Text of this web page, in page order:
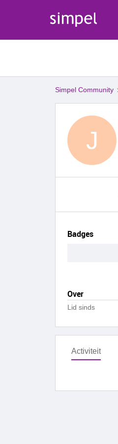
Simpel Community
J
Badges
Over
Lid sinds
Activiteit